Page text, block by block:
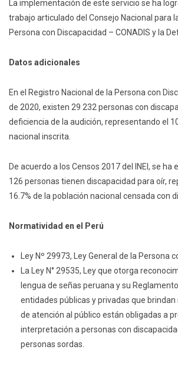
La implementación de este servicio se ha
trabajo articulado del Consejo Nacional para
Persona con Discapacidad – CONADIS y la
Datos adicionales
En el Registro Nacional de la Persona con
de 2020, existen 29 232 personas con
deficiencia de la audición, representando el
nacional inscrita.
De acuerdo a los Censos 2017 del INEI, se ha
126 personas tienen discapacidad para oír,
16.7% de la población nacional censada con
Normatividad en el Perú
Ley Nº 29973, Ley General de la Persona
La Ley N° 29535, Ley que otorga
lengua de señas peruana y su
entidades públicas y privadas que brindan
de atención al público están obligadas a
interpretación a personas con
personas sordas.